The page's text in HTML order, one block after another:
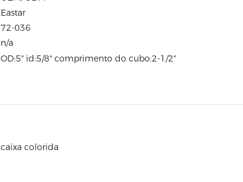
Eastar
72-036
n/a
OD:5" id:5/8" comprimento do cubo:2-1/2"
caixa colorida